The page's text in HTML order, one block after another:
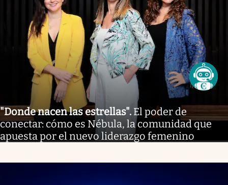
"Donde nacen las estrellas". El poder de
conectar: cómo es Nébula, la comunidad que
apuesta por el nuevo liderazgo femenino